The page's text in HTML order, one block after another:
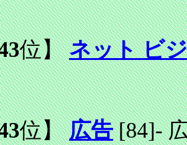
位】ネット ビ
位】広告[84]-